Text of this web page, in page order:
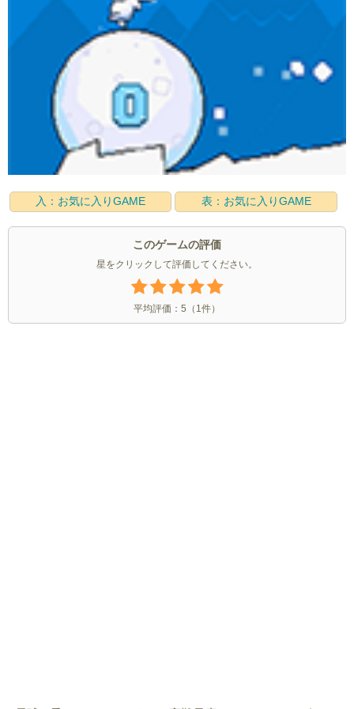
入：お気に入りGAME 表：お気に入りGAME
このゲームの評価
星をクリックして評価してください。
平均評価： 5 （ 1件）